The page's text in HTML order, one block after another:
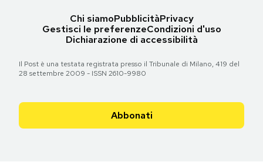
Chi siamoPubblicitàPrivacy
Gestisci le preferenzeCondizioni d'uso
Dichiarazione di accessibilità
Il Post è una testata registrata presso il Tribunale di Milano, 419 del
28 settembre 2009 - ISSN 2610-9980
Abbonati